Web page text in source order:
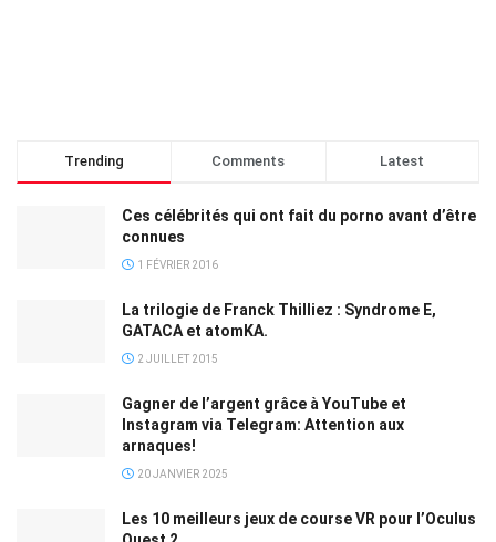
Trending Comments Latest
Ces célébrités qui ont fait du porno avant d’être
connues
1 FÉVRIER 2016
La trilogie de Franck Thilliez : Syndrome E,
GATACA et atomKA.
2 JUILLET 2015
Gagner de l’argent grâce à YouTube et
Instagram via Telegram: Attention aux
arnaques!
20 JANVIER 2025
Les 10 meilleurs jeux de course VR pour l’Oculus